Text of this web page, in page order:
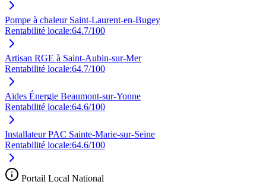
Pompe à chaleur Saint-Laurent-en-Bugey
Rentabilité locale:64.7/100
Artisan RGE à Saint-Aubin-sur-Mer
Rentabilité locale:64.7/100
Aides Énergie Beaumont-sur-Yonne
Rentabilité locale:64.6/100
Installateur PAC Sainte-Marie-sur-Seine
Rentabilité locale:64.6/100
Portail Local National